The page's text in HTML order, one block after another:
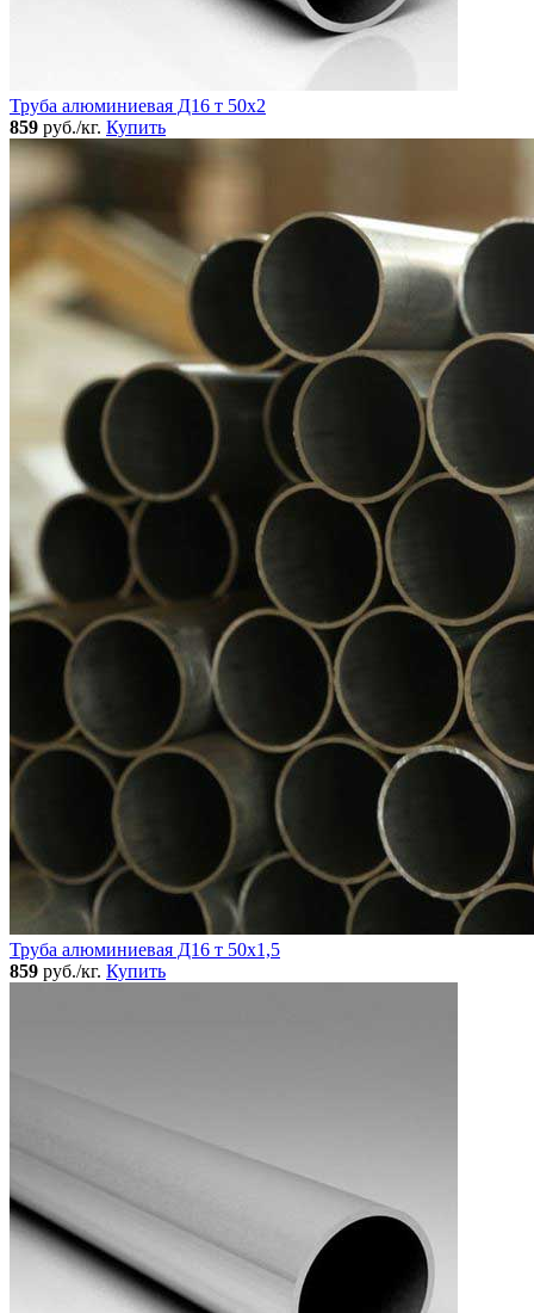
Труба алюминиевая Д16 т 50х2
859 руб./кг. Купить
Труба алюминиевая Д16 т 50х1,5
859 руб./кг. Купить